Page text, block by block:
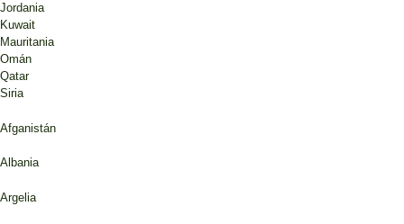
Jordania
Kuwait
Mauritania
Omán
Qatar
Siria
Afganistán
Albania
Argelia